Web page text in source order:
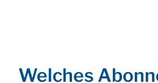
Welches